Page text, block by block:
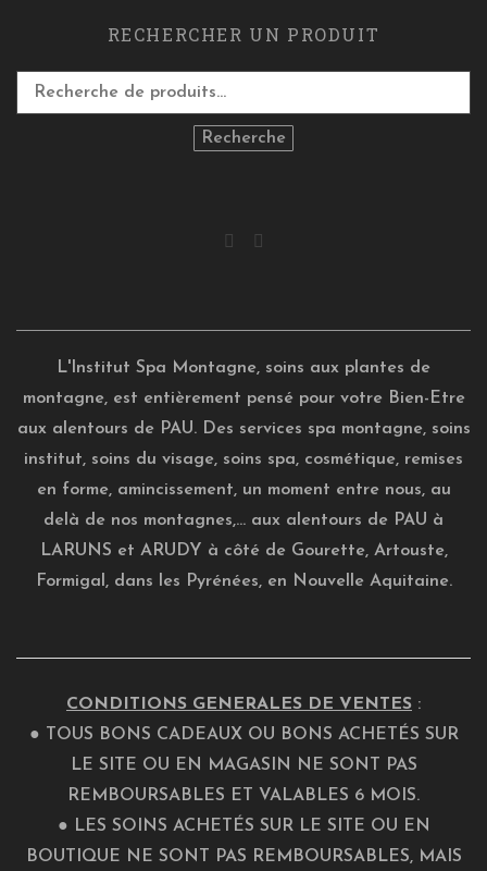
RECHERCHER UN PRODUIT
Recherche
L'Institut Spa Montagne, soins aux plantes de
montagne, est entièrement pensé pour votre Bien-Etre
aux alentours de PAU. Des services spa montagne, soins
institut, soins du visage, soins spa, cosmétique, remises
en forme, amincissement, un moment entre nous, au
delà de nos montagnes,... aux alentours de PAU à
LARUNS et ARUDY à côté de Gourette, Artouste,
Formigal, dans les Pyrénées, en Nouvelle Aquitaine.
CONDITIONS GENERALES DE VENTES :
● TOUS BONS CADEAUX OU BONS ACHETÉS SUR
LE SITE OU EN MAGASIN NE SONT PAS
REMBOURSABLES ET VALABLES 6 MOIS.
● LES SOINS ACHETÉS SUR LE SITE OU EN
BOUTIQUE NE SONT PAS REMBOURSABLES, MAIS